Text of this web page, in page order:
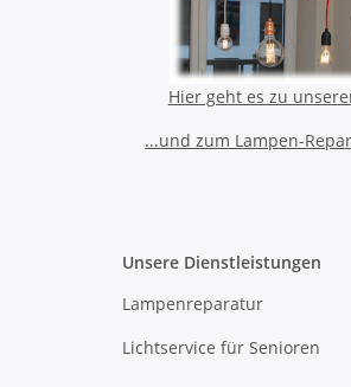
Hier geht es zu
...und zum Lampen-
Unsere Dienstleistungen
Lampenreparatur
Lichtservice für Senioren